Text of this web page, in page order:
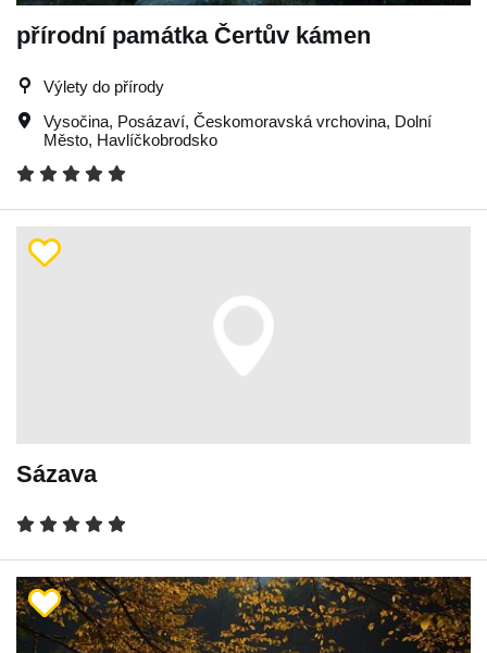
přírodní památka Čertův kámen
Výlety do přírody
Vysočina, Posázaví, Českomoravská vrchovina, Dolní
Město, Havlíčkobrodsko
Sázava